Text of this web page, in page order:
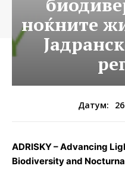
ноќните
Датум:
ADRISKY–Advancing
Biodiversity and